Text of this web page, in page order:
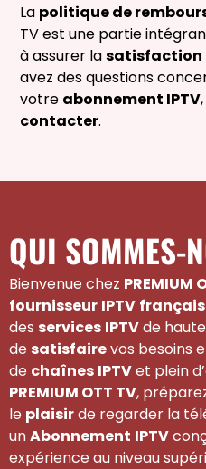
La politique de
TV est une partie
à assurer lasatisfaction
avez des questions
votre abonnement IPTV
contacter.
QUI SOMMES-
Bienvenue chez PREMIUM
fournisseur IPTV français
des services IPTVde haute
de satisfairevos besoins
de chaînes IPTVet plein
PREMIUM OTT TV,
le plaisirde regarder la
unAbonnement IPTV
expérience au niveau